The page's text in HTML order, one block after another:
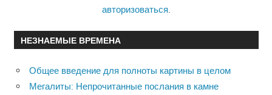
авторизоваться
НЕЗНАЕМЫЕ ВРЕМЕНА
Общее введение для полноты картины в целом
Мегалиты: Непрочитанные послания в камне